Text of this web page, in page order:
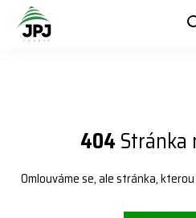
404Stránka
Omlouváme se, ale stránka,